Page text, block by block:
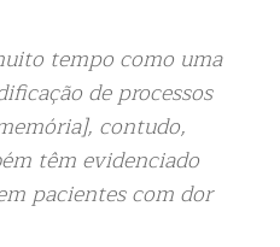
tempo como uma
de processos
contudo,
têm evidenciado
pacientes com dor